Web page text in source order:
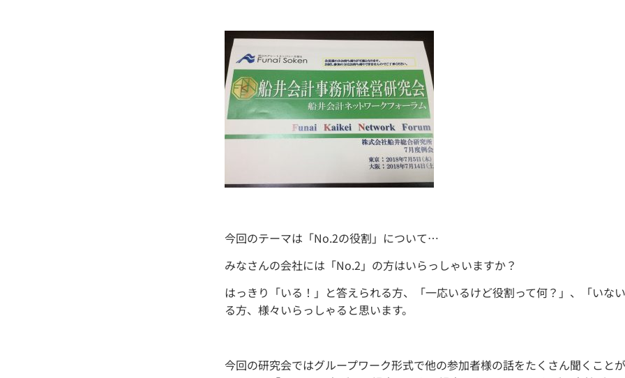
今回のテーマは「No.2の役割」について…
みなさんの会社には「No.2」の方はいらっしゃいますか？
はっきり「いる！」と答えられる方、「一応いるけど役割って何？」、「いな
る方、様々いらっしゃると思います。
今回の研究会ではグループワーク形式で他の参加者様の話をたくさん聞くこと